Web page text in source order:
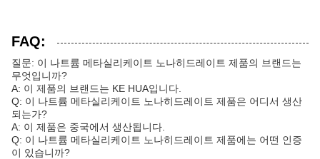
FAQ:
질문: 이 나트륨 메타실리케이트 노나히드레이트 제품의 브랜드는
무엇입니까?
A: 이 제품의 브랜드는 KE HUA입니다.
Q: 이 나트륨 메타실리케이트 노나히드레이트 제품은 어디서 생산
되는가?
A: 이 제품은 중국에서 생산됩니다.
Q: 이 나트륨 메타실리케이트 노나히드레이트 제품에는 어떤 인증
이 있습니까?